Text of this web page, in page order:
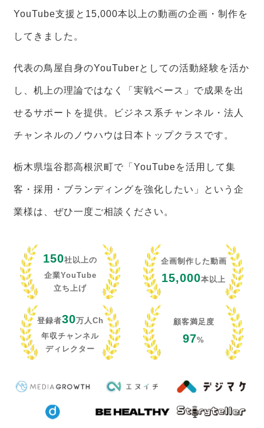
YouTube支援と15,000本以上の動画の企画・制作を
してきました。
代表の鳥屋自身のYouTuberとしての活動経験を活か
し、机上の理論ではなく「実戦ベース」で成果を出
せるサポートを提供。ビジネス系チャンネル・法人
チャンネルのノウハウは日本トップクラスです。
栃木県塩谷郡高根沢町で「YouTubeを活用して集
客・採用・ブランディングを強化したい」という企
業様は、ぜひ一度ご相談ください。
150社以上の
企業YouTube
立ち上げ
企画制作した動画
15,000本以上
登録者30万人Ch
年収チャンネル
ディレクター
顧客満足度
97%